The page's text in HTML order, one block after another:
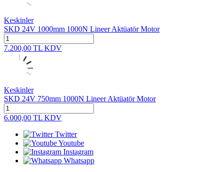
Keskinler
SKD 24V 1000mm 1000N Lineer Aktüatör Motor
7.200,00 TL KDV
Keskinler
SKD 24V 750mm 1000N Lineer Aktüatör Motor
6.000,00 TL KDV
Twitter
Youtube
Instagram
Whatsapp